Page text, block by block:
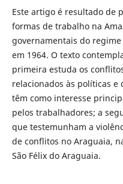
Este artigo é resultado de
formas de trabalho na
governamentais do
em 1964. O texto
primeira estuda os
relacionados às políticas
têm como interesse
pelos trabalhadores; a
que testemunham a
de conflitos no Araguaia,
São Félix do Araguaia.